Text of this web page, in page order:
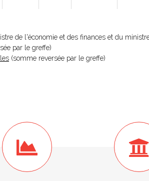
de l'économie et des finances et du
par le greffe)
(somme reversée par le greffe)